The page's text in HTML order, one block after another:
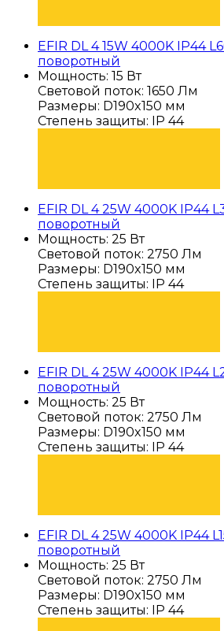
EFIR DL 4 15W 4000K IP44
поворотный
Мощность: 15 Вт
Световой поток: 1650 Лм
Размеры: D190x150 мм
Степень защиты: IP 44
EFIR DL 4 25W 4000K IP44
поворотный
Мощность: 25 Вт
Световой поток: 2750 Лм
Размеры: D190x150 мм
Степень защиты: IP 44
EFIR DL 4 25W 4000K IP44
поворотный
Мощность: 25 Вт
Световой поток: 2750 Лм
Размеры: D190x150 мм
Степень защиты: IP 44
EFIR DL 4 25W 4000K IP44
поворотный
Мощность: 25 Вт
Световой поток: 2750 Лм
Размеры: D190x150 мм
Степень защиты: IP 44